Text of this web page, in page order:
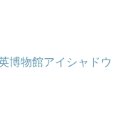
博物館アイシャドウ